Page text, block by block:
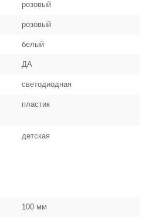
розовый
розовый
белый
ДА
светодиодная
пластик
детская
100 мм